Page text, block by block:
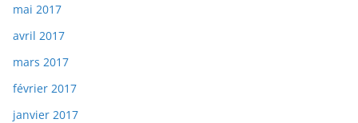
mai 2017
avril 2017
mars 2017
février 2017
janvier 2017